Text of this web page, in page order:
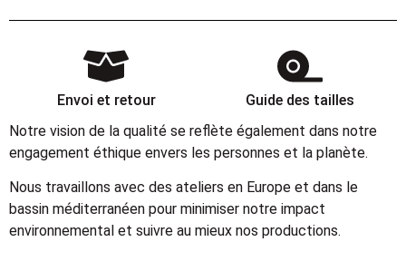
Envoi et retour
Guide des tailles
Notre vision de la qualité se reflète également dans notre
engagement éthique envers les personnes et la planète.
Nous travaillons avec des ateliers en Europe et dans le
bassin méditerranéen pour minimiser notre impact
environnemental et suivre au mieux nos productions.